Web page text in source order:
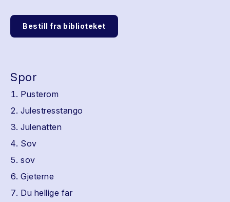
Bestill fra biblioteket
Spor
Pusterom
Julestresstango
Julenatten
Sov
sov
Gjeterne
Du hellige far